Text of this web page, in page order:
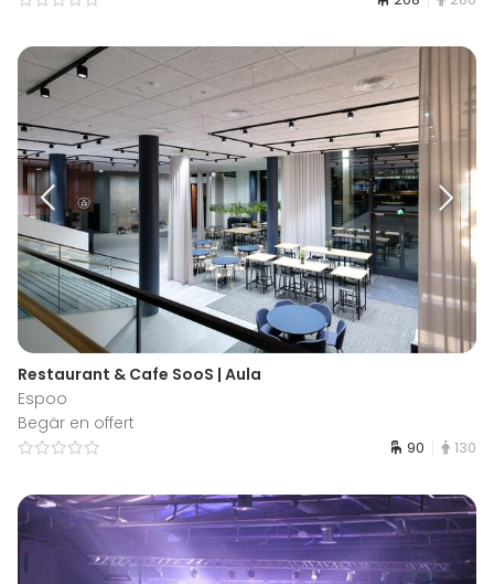
Restaurant & Cafe SooS | Aula
Espoo
Begär en offert
90 130